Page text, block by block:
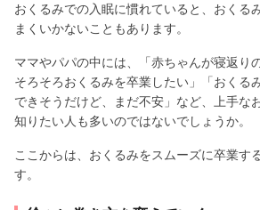
おくるみでの入眠に慣れていると、おくる
まくいかないこともあります。
ママやパパの中には、「赤ちゃんが寝返り
そろそろおくるみを卒業したい」「おくる
できそうだけど、まだ不安」など、上手な
知りたい人も多いのではないでしょうか。
ここからは、おくるみをスムーズに卒業す
す。